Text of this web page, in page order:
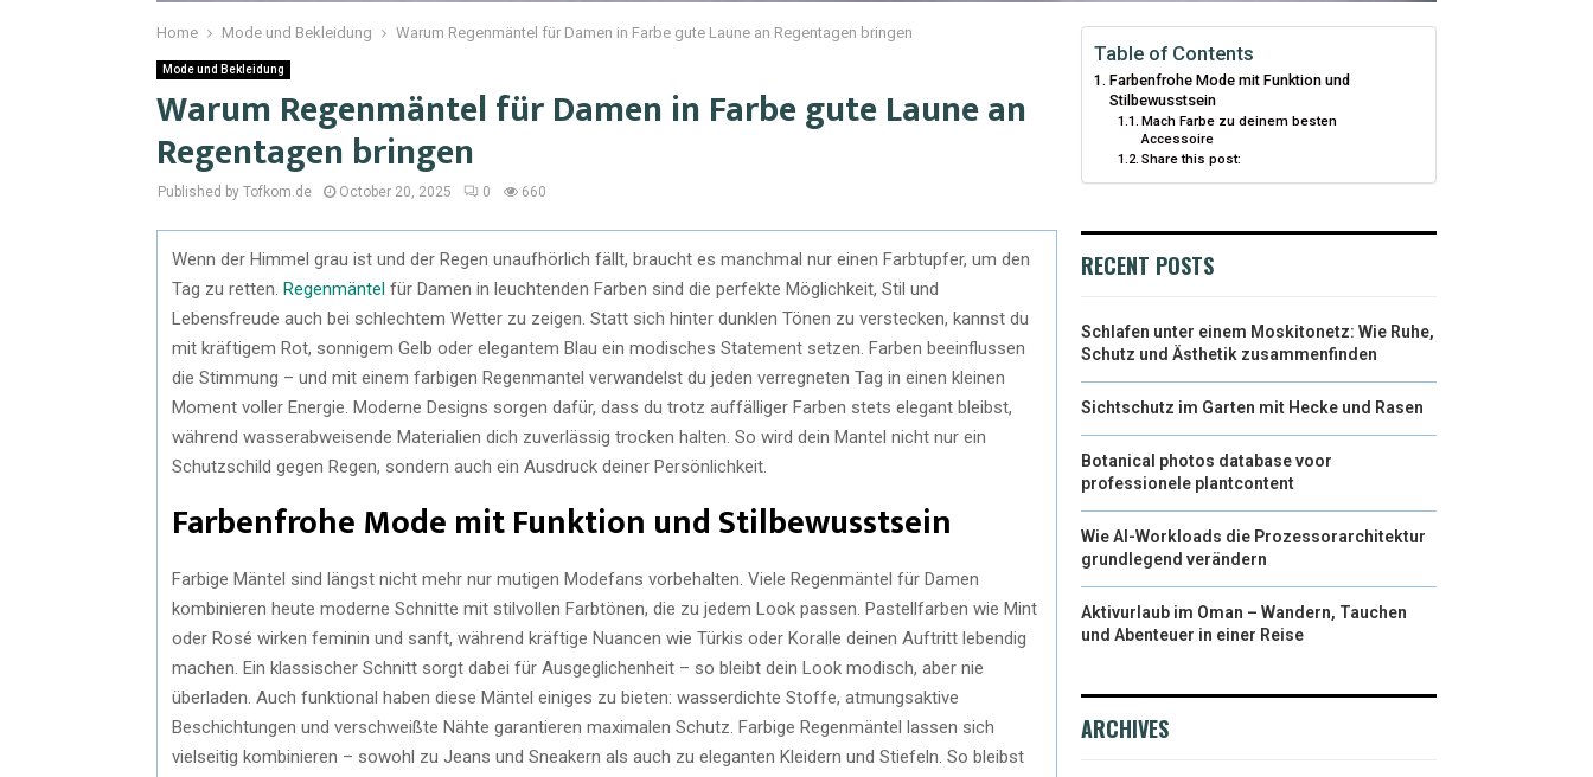
Home Mode und Bekleidung Warum Regenmäntel für Damen in Farbe gute Laune an Regentagen bringen
Mode und Bekleidung
Warum Regenmäntel für Damen in Farbe gute Laune an
Regentagen bringen
Published by Tofkom.de October 20, 2025 0 660
Wenn der Himmel grau ist und der Regen unaufhörlich fällt, braucht es manchmal nur einen Farbtupfer, um den
Tag zu retten. Regenmäntel für Damen in leuchtenden Farben sind die perfekte Möglichkeit, Stil und
Lebensfreude auch bei schlechtem Wetter zu zeigen. Statt sich hinter dunklen Tönen zu verstecken, kannst du
mit kräftigem Rot, sonnigem Gelb oder elegantem Blau ein modisches Statement setzen. Farben beeinflussen
die Stimmung – und mit einem farbigen Regenmantel verwandelst du jeden verregneten Tag in einen kleinen
Moment voller Energie. Moderne Designs sorgen dafür, dass du trotz auffälliger Farben stets elegant bleibst,
während wasserabweisende Materialien dich zuverlässig trocken halten. So wird dein Mantel nicht nur ein
Schutzschild gegen Regen, sondern auch ein Ausdruck deiner Persönlichkeit.
Farbenfrohe Mode mit Funktion und Stilbewusstsein
Farbige Mäntel sind längst nicht mehr nur mutigen Modefans vorbehalten. Viele Regenmäntel für Damen
kombinieren heute moderne Schnitte mit stilvollen Farbtönen, die zu jedem Look passen. Pastellfarben wie Mint
oder Rosé wirken feminin und sanft, während kräftige Nuancen wie Türkis oder Koralle deinen Auftritt lebendig
machen. Ein klassischer Schnitt sorgt dabei für Ausgeglichenheit – so bleibt dein Look modisch, aber nie
überladen. Auch funktional haben diese Mäntel einiges zu bieten: wasserdichte Stoffe, atmungsaktive
Beschichtungen und verschweißte Nähte garantieren maximalen Schutz. Farbige Regenmäntel lassen sich
vielseitig kombinieren – sowohl zu Jeans und Sneakern als auch zu eleganten Kleidern und Stiefeln. So bleibst
Table of Contents
Farbenfrohe Mode mit Funktion und
Stilbewusstsein
Mach Farbe zu deinem besten
Accessoire
Share this post:
RECENT POSTS
Schlafen unter einem Moskitonetz: Wie Ruhe,
Schutz und Ästhetik zusammenfinden
Sichtschutz im Garten mit Hecke und Rasen
Botanical photos database voor
professionele plantcontent
Wie AI-Workloads die Prozessorarchitektur
grundlegend verändern
Aktivurlaub im Oman – Wandern, Tauchen
und Abenteuer in einer Reise
ARCHIVES